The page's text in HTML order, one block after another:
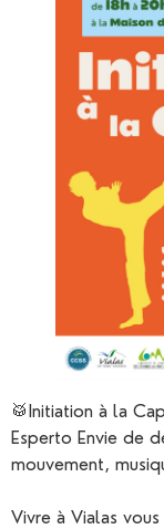
🥁Initiation à la
Esperto Envie de
mouvement,
Vivre à Vialas